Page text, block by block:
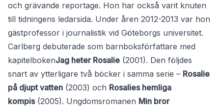
och grävande reportage. Hon har också varit knuten
till tidningens ledarsida. Under åren 2012-2013 var hon
gästprofessor i journalistik vid Göteborgs universitet.
Carlberg debuterade som barnboksförfattare med
kapitelbokenJag heter Rosalie (2001). Den följdes
snart av ytterligare två böcker i samma serie – Rosalie
på djupt vatten (2003) och Rosalies hemliga
kompis(2005). Ungdomsromanen Min bror